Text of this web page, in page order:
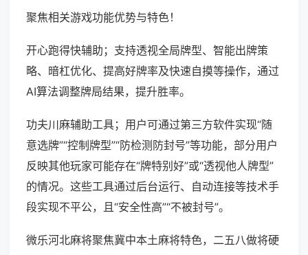
聚焦相关游戏功能优势与特色！
开心跑得快辅助；支持透视全局牌型、智能出牌策
略、暗杠优化、提高好牌率及快速自摸等操作，通过
AI算法调整牌局结果，提升胜率。
功夫川麻辅助工具；用户可通过第三方软件实现“随
意选牌”“控制牌型”“防检测防封号”等功能，部分用户
反映其他玩家可能存在“牌特别好”或“透视他人牌型”
的情况。这些工具通过后台运行、自动连接等技术手
段实现不平公，且“安全性高”“不被封号”。
微乐河北麻将聚焦冀中本土麻将特色，二五八做将硬